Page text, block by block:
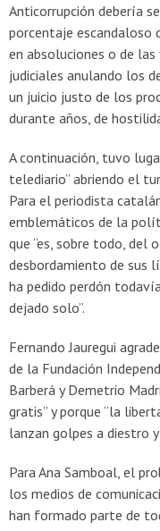
Anticorrupción debería
porcentaje escandaloso
en absoluciones o de
judiciales anulando los
un juicio justo de los
durante años, de
A continuación, tuvo
telediario” abriendo el
Para el periodista
emblemáticos de la
que “es, sobre todo, del
desbordamiento de sus
ha pedido perdón
dejado solo”.
Fernando Jauregui
de la Fundación
Barberá y Demetrio
gratis” y porque “la
lanzan golpes a diestro y
Para Ana Samboal, el
los medios de
han formado parte de